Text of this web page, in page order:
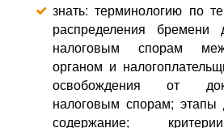
знать: терминологию по
распределения бремени
налоговым спорам
органом и
освобождения от
налоговым спорам; этапы
содержание;